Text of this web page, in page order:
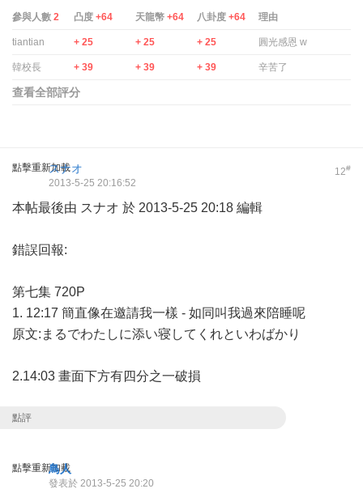
參與人數 2 凸度 +64 天龍幣 +64 八卦度 +64 理由
tiantian + 25 + 25 + 25 圓光感恩 w
韓校長 + 39 + 39 + 39 辛苦了
查看全部評分
點擊重新加載 12#
スナオ
2013-5-25 20:16:52
本帖最後由 スナオ 於 2013-5-25 20:18 編輯
錯誤回報:
第七集 720P
1. 12:17 簡直像在邀請我一樣 - 如同叫我過來陪睡呢
原文:まるでわたしに添い寝してくれといわばかり
2.14:03 畫面下方有四分之一破損
點評
點擊重新加載
鳥人
發表於 2013-5-25 20:20